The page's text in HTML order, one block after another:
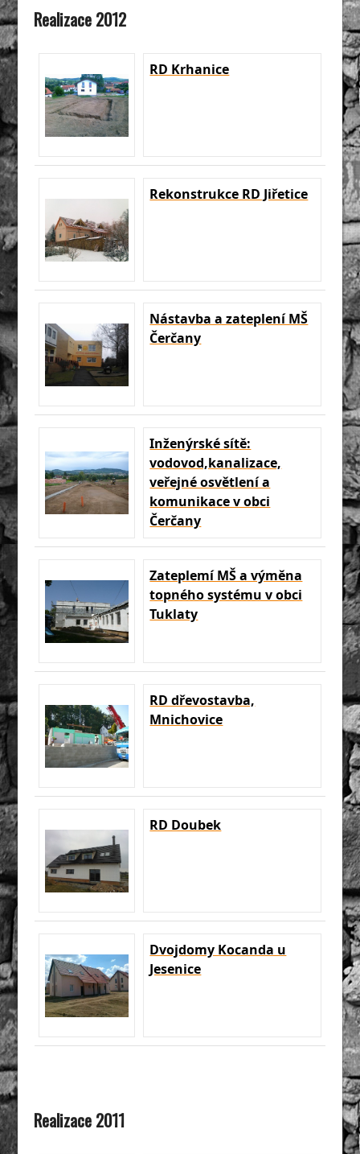
Realizace 2012
RD Krhanice
Rekonstrukce RD Jiřetice
Nástavba a zateplení MŠ
Čerčany
Inženýrské sítě:
vodovod,kanalizace,
veřejné osvětlení a
komunikace v obci
Čerčany
Zateplemí MŠ a výměna
topného systému v obci
Tuklaty
RD dřevostavba,
Mnichovice
RD Doubek
Dvojdomy Kocanda u
Jesenice
Realizace 2011